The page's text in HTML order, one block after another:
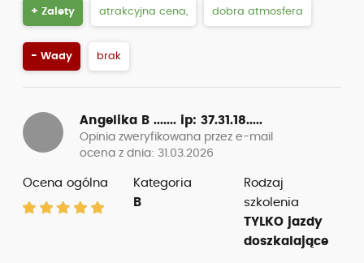
+ Zalety atrakcyjna cena, dobra atmosfera
- Wady brak
Angelika B ....... ip: 37.31.18.....
Opinia zweryfikowana przez e-mail
ocena z dnia: 31.03.2026
Ocena ogólna
Kategoria
B
Rodzaj
szkolenia
TYLKO jazdy
doszkalające